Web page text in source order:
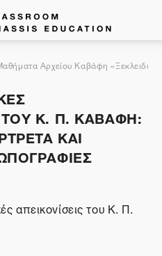
Αρχείου Καβάφη
Κ. Π. ΚΑΒΑΦΗ:
ΚΑΙ
απεικονίσεις του Κ. Π.